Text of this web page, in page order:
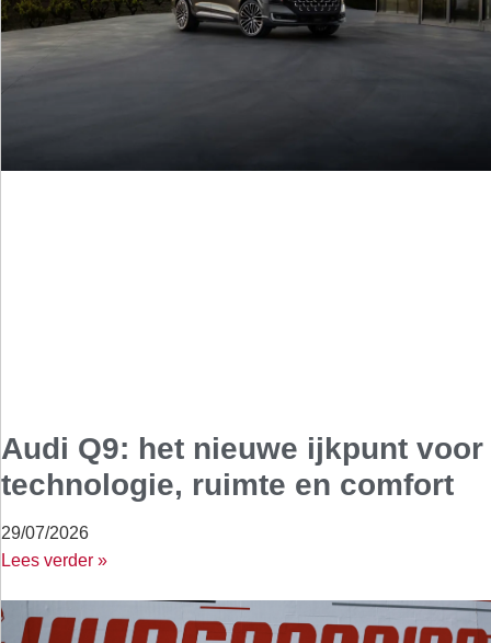
Audi Q9: het nieuwe ijkpunt voor
technologie, ruimte en comfort
29/07/2026
Lees verder »